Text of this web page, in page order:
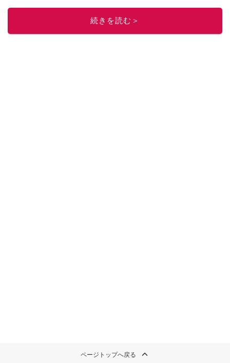
レビューしています。毎日トレンド情報をお届けしているので、ぜひ
してください！続きを読む＞
ページトップへ戻る